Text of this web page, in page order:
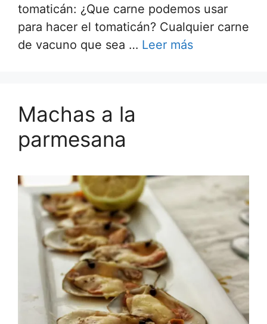
tomaticán: ¿Que carne podemos usar
para hacer el tomaticán? Cualquier carne
de vacuno que sea … Leer más
Machas a la
parmesana